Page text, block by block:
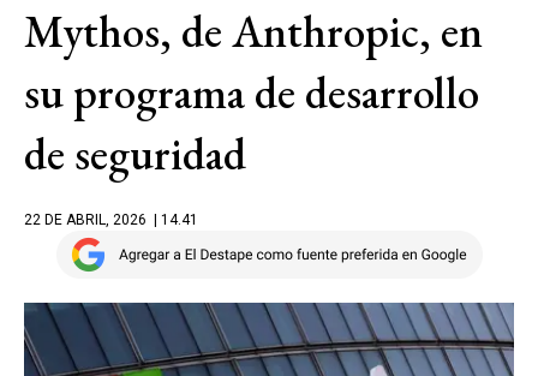
Mythos, de Anthropic, en
su programa de desarrollo
de seguridad
22 DE ABRIL, 2026 | 14.41